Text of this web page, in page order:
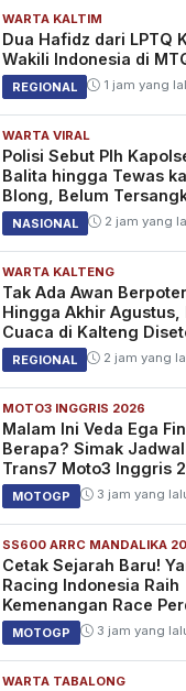
WARTA KALTIM
Dua Hafidz dari LPTQ
Wakili Indonesia di
REGIONAL 1 jam yang
WARTA VIRAL
Polisi Sebut Plh
Balita hingga Tewas
Blong, Belum
NASIONAL 2 jam yang
WARTA KALTENG
Tak Ada Awan
Hingga Akhir Agustus,
Cuaca di Kalteng
REGIONAL 2 jam yang
MOTO3 INGGRIS 2026
Malam Ini Veda Ega
Berapa? Simak
Trans7 Moto3 Inggris
MOTOGP 3 jam yang
SS600 ARRC MANDALIKA
Cetak Sejarah Baru!
Racing Indonesia Raih
Kemenangan Race
SS600 ARRC
MOTOGP 3 jam yang
WARTA TABALONG